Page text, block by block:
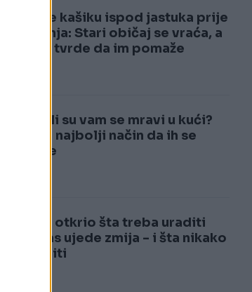
Stavite kašiku ispod jastuka prije
spavanja: Stari običaj se vraća, a
mnogi tvrde da im pomaže
Pojavili su vam se mravi u kući?
Ovo je najbolji način da ih se
riješite
Ljekar otkrio šta treba uraditi
ako vas ujede zmija - i šta nikako
ne raditi